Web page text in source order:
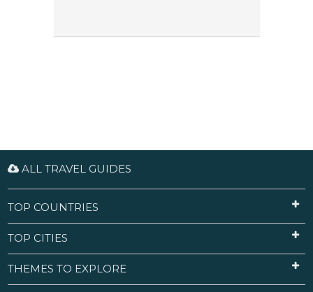
ALL TRAVEL GUIDES
TOP COUNTRIES
TOP CITIES
THEMES TO EXPLORE